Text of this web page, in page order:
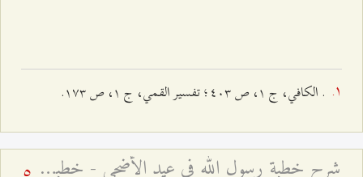
. الكافي، ج ۱، ص ٤۰٣؛ تفسير القمي، ج ۱، ص ۱۷٣.
شرح خطبة رسول الله في عيد الأضحى - خطبة عيد الأضحى السعيد 5